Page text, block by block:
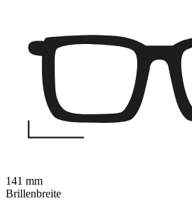
141 mm
Brillenbreite